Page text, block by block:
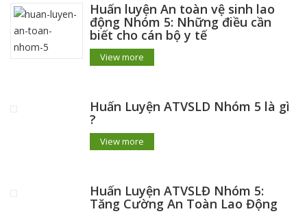
Huấn luyện An toàn vệ sinh lao
động Nhóm 5: Những điều cần
biết cho cán bộ y tế
View more
Huấn Luyện ATVSLD Nhóm 5 là gì
?
View more
Huấn Luyện ATVSLĐ Nhóm 5:
Tăng Cường An Toàn Lao Động